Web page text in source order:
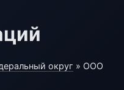
округ » ООО